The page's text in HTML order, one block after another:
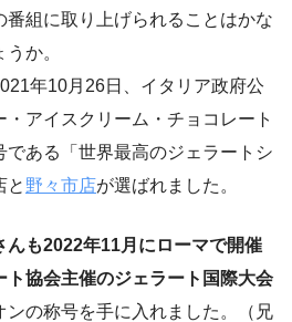
番組に取り上げられることはかな
か。
年10月26日、イタリア政府公
アイスクリーム・チョコレート
ある「世界最高のジェラートシ
と 野々市店が選ばれました。
んも2022年11月にローマで開催
ト協会主催のジェラート国際大会
ンの称号を手に入れました。（兄